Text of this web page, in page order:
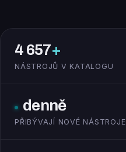
4 657+
NÁSTROJŮ V KATALOGU
denně
PŘIBÝVAJÍ NOVÉ NÁSTROJE